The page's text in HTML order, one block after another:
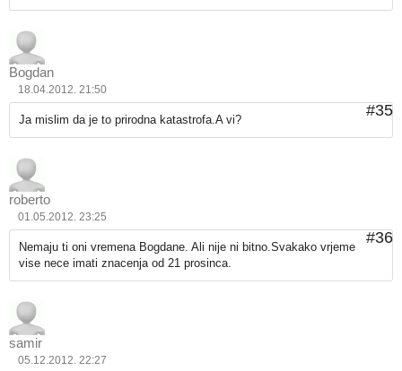
Bogdan
18.04.2012. 21:50
#35
Ja mislim da je to prirodna katastrofa.A vi?
roberto
01.05.2012. 23:25
#36
Nemaju ti oni vremena Bogdane. Ali nije ni bitno.Svakako vrjeme
vise nece imati znacenja od 21 prosinca.
samir
05.12.2012. 22:27